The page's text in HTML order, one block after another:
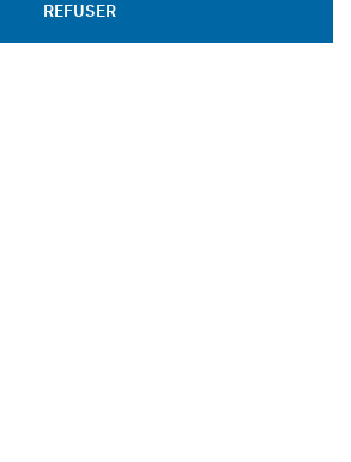
REFUSER